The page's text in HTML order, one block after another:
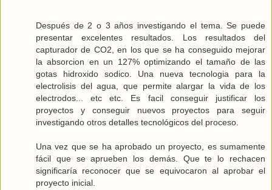
Después de 2 o 3 años investigando el tema. Se puede
presentar excelentes resultados. Los resultados del
capturador de CO2, en los que se ha conseguido mejorar
la absorcion en un 127% optimizando el tamaño de las
gotas hidroxido sodico. Una nueva tecnologia para la
electrolisis del agua, que permite alargar la vida de los
electrodos... etc etc. Es facil conseguir justificar los
proyectos y conseguir nuevos proyectos para seguir
investigando otros detalles tecnológicos del proceso.
Una vez que se ha aprobado un proyecto, es sumamente
fácil que se aprueben los demás. Que te lo rechacen
significaría reconocer que se equivocaron al aprobar el
proyecto inicial.